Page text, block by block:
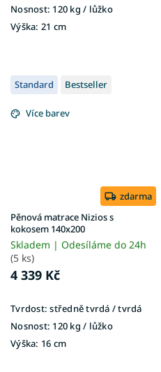
Nosnost: 120 kg ​​​​​/ lůžko
Výška: 21 cm
Standard Bestseller
Více barev
zdarma
Pěnová matrace Nizios s
kokosem 140x200
Skladem | Odesíláme do 24h
(5 ks)
4 339 Kč
Tvrdost: středně tvrdá / tvrdá
Nosnost: 120 kg ​​​​​/ lůžko
Výška: 16 cm